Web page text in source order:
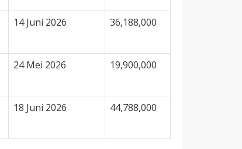
14 Juni 2026 36,188,000
24 Mei 2026 19,900,000
18 Juni 2026 44,788,000